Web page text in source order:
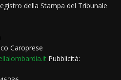
della Stampa del Tribunale
Caroprese
Pubblicità: